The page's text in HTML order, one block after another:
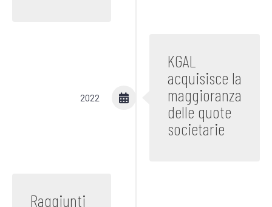
KGAL
acquisisce la
maggioranza
delle quote
societarie
2022
Raggiunti